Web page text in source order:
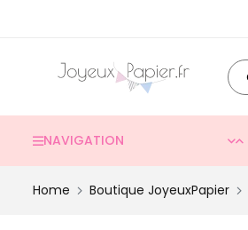
NAVIGATION
Home Boutique JoyeuxPapier